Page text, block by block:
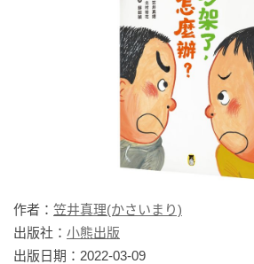
作者： 笠井真理(かさいまり)
出版社： 小熊出版
出版日期：2022-03-09